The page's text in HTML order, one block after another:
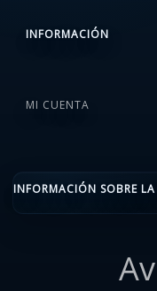
INFORMACIÓN
MI CUENTA
INFORMACIÓN SOBRE